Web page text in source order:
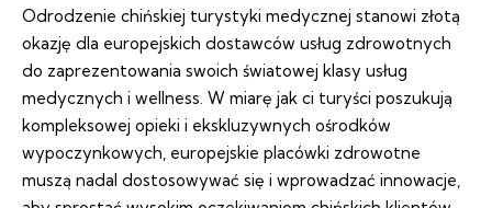
Odrodzenie chińskiej turystyki medycznej stanowi złotą
okazję dla europejskich dostawców usług zdrowotnych
do zaprezentowania swoich światowej klasy usług
medycznych i wellness. W miarę jak ci turyści poszukują
kompleksowej opieki i ekskluzywnych ośrodków
wypoczynkowych, europejskie placówki zdrowotne
muszą nadal dostosowywać się i wprowadzać innowacje,